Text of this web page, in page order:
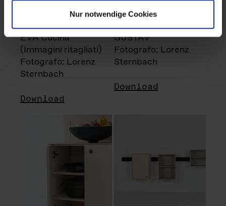
Nur notwendige Cookies
EVA Cucina
(Immagini ritagliati)
Fotografo: Lorenz
Sternbach
Download
GUSTAV
Fotografo: Lorenz
Sternbach
Download